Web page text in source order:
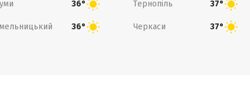
36° Тернопіль 37°
36° Черкаси 37°